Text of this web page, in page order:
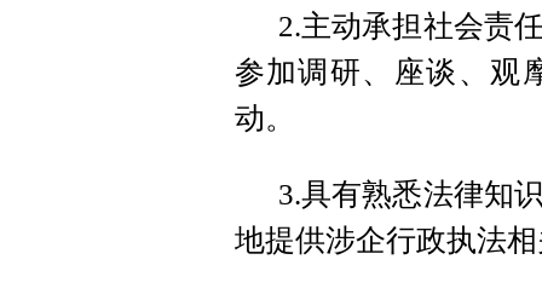
2.主动承担社会责
参加调研、座谈、观
动。
3.具有熟悉法律知
地提供涉企行政执法